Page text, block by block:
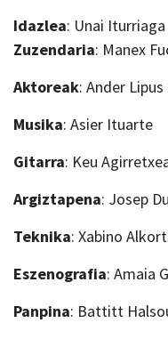
Idazlea: Unai Iturriaga
Zuzendaria: Manex
Aktoreak: Ander
Musika: Asier Ituarte
Gitarra: Keu
Argiztapena: Josep
Teknika: Xabino
Eszenografia: Amaia
Panpina: Battitt